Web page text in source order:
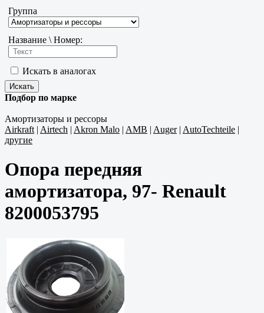
Группа
Название \ Номер:
Искать в аналогах
Подбор по марке
Амортизаторы и рессоры
Airkraft| Airtech | Akron Malo | AMB | Auger| AutoTechteile |
другие
Опора передняя
амортизатора, 97- Renault
8200053795